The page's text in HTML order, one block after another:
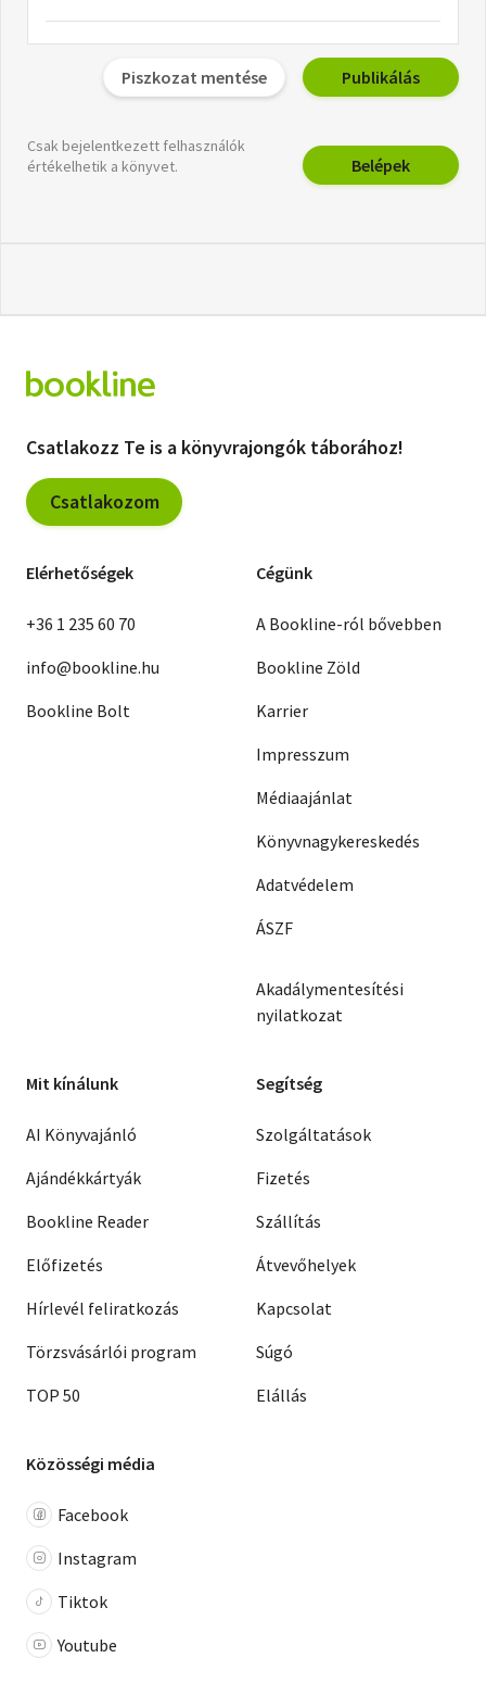
Piszkozat mentése Publikálás
Csak bejelentkezett felhasználók
értékelhetik a könyvet.
Belépek
Csatlakozz Te is a könyvrajongók táborához!
Csatlakozom
Elérhetőségek
+36 1 235 60 70
info@bookline.hu
Bookline Bolt
Cégünk
A Bookline-ról bővebben
Bookline Zöld
Karrier
Impresszum
Médiaajánlat
Könyvnagykereskedés
Adatvédelem
ÁSZF
Akadálymentesítési
nyilatkozat
Mit kínálunk
AI Könyvajánló
Ajándékkártyák
Bookline Reader
Előfizetés
Hírlevél feliratkozás
Törzsvásárlói program
TOP 50
Segítség
Szolgáltatások
Fizetés
Szállítás
Átvevőhelyek
Kapcsolat
Súgó
Elállás
Közösségi média
Facebook
Instagram
Tiktok
Youtube